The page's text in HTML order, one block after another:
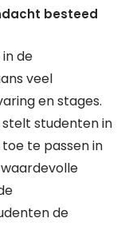
besteed
de
veel
en stages.
studenten in
te passen in
de